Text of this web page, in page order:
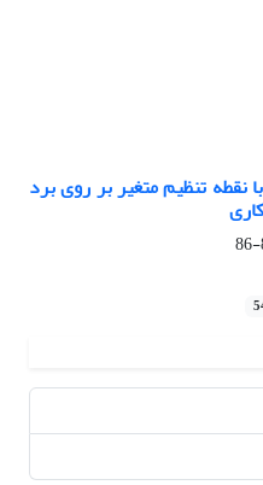
پیاده سازی الگوریتم کنترل PID با نقطه تنظیم متغیر بر روی برد